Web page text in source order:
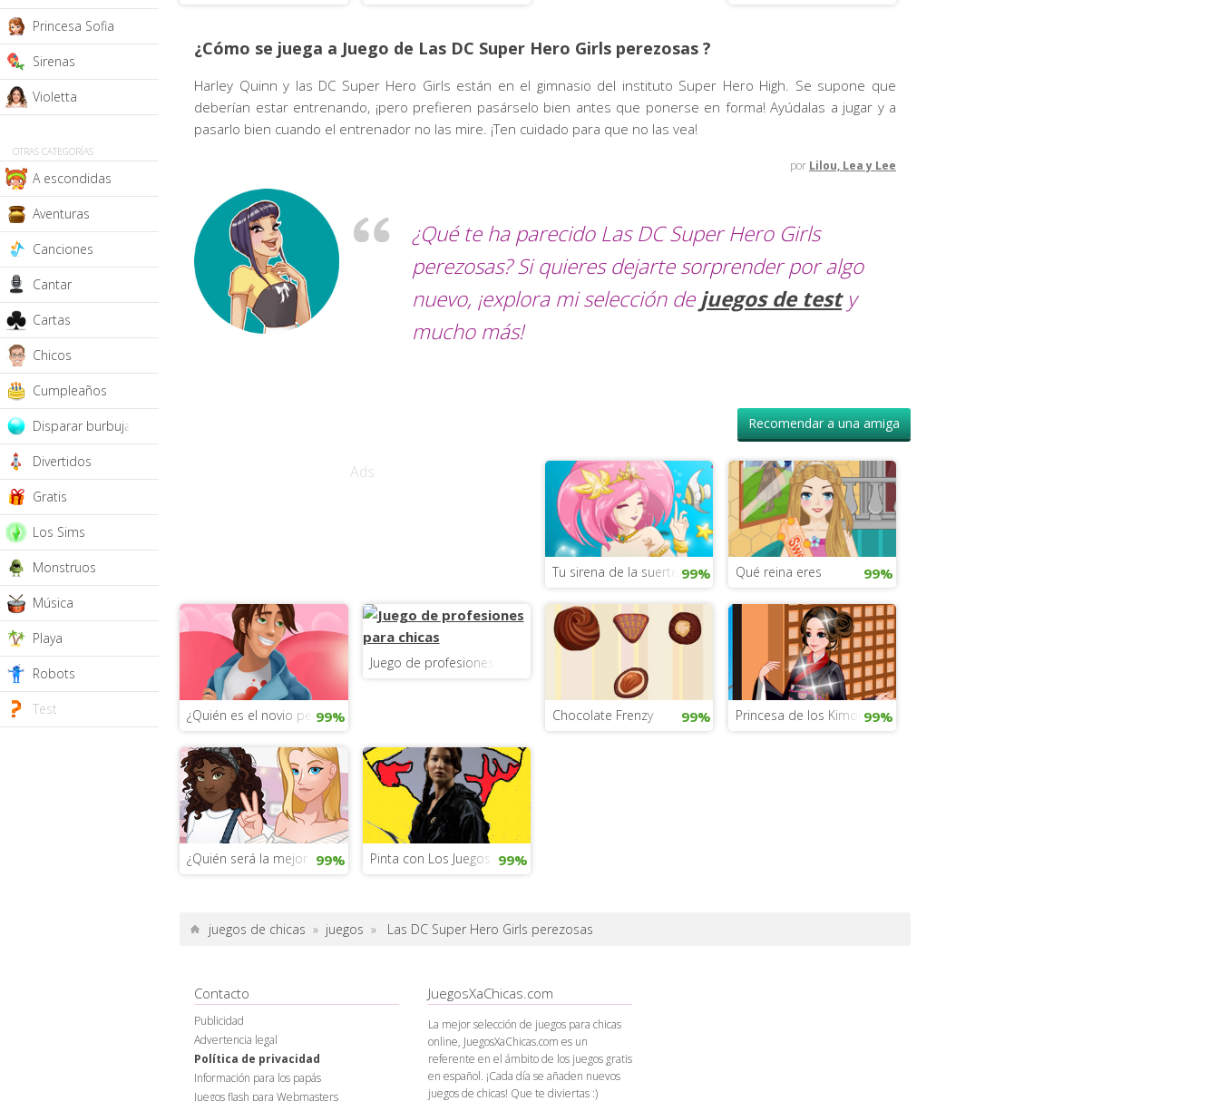
Princesa Sofia
Sirenas
Violetta
OTRAS CATEGORÍAS
A escondidas
Aventuras
Canciones
Cantar
Cartas
Chicos
Cumpleaños
Disparar burbujas
Divertidos
Gratis
Los Sims
Monstruos
Música
Playa
Robots
Test
¿Cómo se juega a Juego de Las DC Super Hero Girls perezosas ?
Harley Quinn y las DC Super Hero Girls están en el gimnasio del instituto Super Hero High. Se supone que
deberían estar entrenando, ¡pero prefieren pasárselo bien antes que ponerse en forma! Ayúdalas a jugar y a
pasarlo bien cuando el entrenador no las mire. ¡Ten cuidado para que no las vea!
por Lilou, Lea y Lee
¿Qué te ha parecido Las DC Super Hero Girls
perezosas? Si quieres dejarte sorprender por algo
nuevo, ¡explora mi selección de juegos de testy
mucho más!
Recomendar a una amiga
Ads
Tu sirena de la suerte 99% Qué reina eres 99%
¿Quién es el novio perfecto para ti?
99%
Juego de profesiones para chicas
Chocolate Frenzy 99% Princesa de los Kimonos99%
¿Quién será la mejor instagramer?
99% Pinta con Los Juegos del Hambre
99%
juegos de chicas » juegos » Las DC Super Hero Girls perezosas
Contacto
Publicidad
Advertencia legal
Política de privacidad
Información para los papás
Juegos flash para Webmasters
JuegosXaChicas.com
La mejor selección de juegos para chicas
online, JuegosXaChicas.com es un
referente en el ámbito de los juegos gratis
en español. ¡Cada día se añaden nuevos
juegos de chicas! Que te diviertas :)